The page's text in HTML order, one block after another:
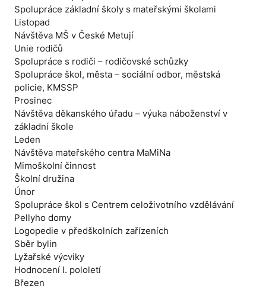
Spolupráce základní školy s mateřskými školami
Listopad
Návštěva MŠ v České Metují
Unie rodičů
Spolupráce s rodiči – rodičovské schůzky
Spolupráce škol, města – sociální odbor, městská
policie, KMSSP
Prosinec
Návštěva děkanského úřadu – výuka náboženství v
základní škole
Leden
Návštěva mateřského centra MaMiNa
Mimoškolní činnost
Školní družina
Únor
Spolupráce škol s Centrem celoživotního vzdělávání
Pellyho domy
Logopedie v předškolních zařízeních
Sběr bylin
Lyžařské výcviky
Hodnocení I. pololetí
Březen